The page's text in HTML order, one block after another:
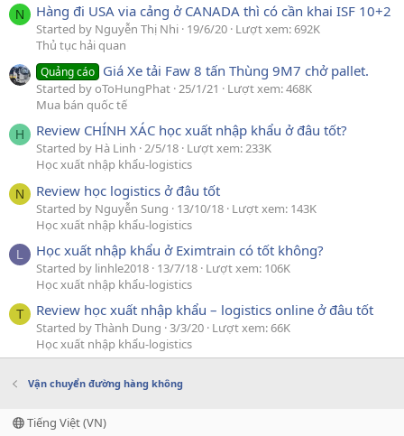
N Hàng đi USA via cảng ở CANADA thì có cần khai ISF 10+2
Started by Nguyễn Thị Nhi 19/6/20 Lượt xem: 692K
Thủ tục hải quan
Quảng cáo Giá Xe tải Faw 8 tấn Thùng 9M7 chở pallet.
Started by oToHungPhat 25/1/21
Lượt xem: 468K
Mua bán quốc tế
H Review CHÍNH XÁC học xuất nhập khẩu ở đâu tốt?
Started by Hà Linh 2/5/18 Lượt xem: 233K
Học xuất nhập khẩu-logistics
N Review học logistics ở đâu tốt
Started by Nguyễn Sung 13/10/18 Lượt xem: 143K
Học xuất nhập khẩu-logistics
L Học xuất nhập khẩu ở Eximtrain có tốt không?
Started by linhle2018 13/7/18 Lượt xem: 106K
Học xuất nhập khẩu-logistics
T Review học xuất nhập khẩu – logistics online ở đâu tốt
Started by Thành Dung 3/3/20 Lượt xem: 66K
Học xuất nhập khẩu-logistics
Vận chuyển đường hàng không
Tiếng Việt (VN)